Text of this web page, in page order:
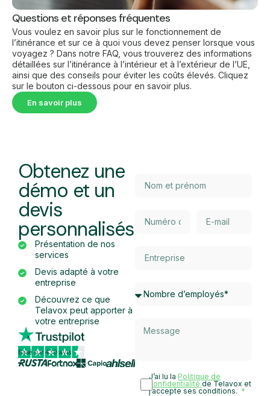
Questions et réponses fréquentes
Vous voulez en savoir plus sur le fonctionnement de
l’itinérance et sur ce à quoi vous devez penser lorsque vous
voyagez ? Dans notre FAQ, vous trouverez des informations
détaillées sur l’itinérance à l’intérieur et à l’extérieur de l’UE,
ainsi que des conseils pour éviter les coûts élevés. Cliquez
sur le bouton ci-dessous pour en savoir plus.
En savoir plus
Obtenez une
démo et un
devis
personnalisés
Présentation de nos
services
Devis adapté à votre
entreprise
Découvrez ce que
Telavox peut apporter à
votre entreprise
Basé sur 430 avis
J’ai lu la Politique de
confidentialitéde Telavox et
j’accepte ses conditions.